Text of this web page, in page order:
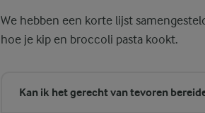
We hebben een korte lijst
hoe je kip en broccoli pasta kookt.
Kan ik het gerecht van tevoren